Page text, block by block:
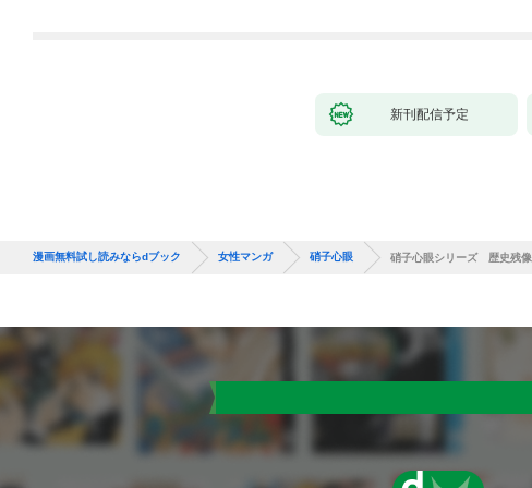
新刊配信予定
漫画無料試し読みならdブック 女性マンガ 硝子心眼 硝子心眼シリーズ 歴史残像